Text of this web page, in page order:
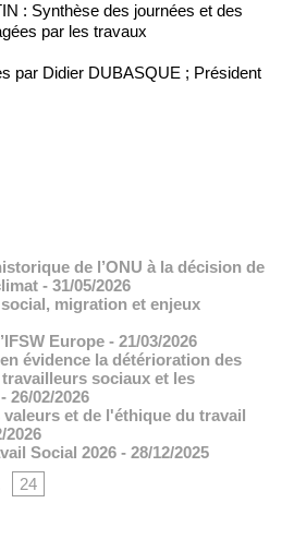
: Synthèse des journées et des
par les travaux
par Didier DUBASQUE ; Président
de l’ONU à la décision de
- 31/05/2026
migration et enjeux
Europe - 21/03/2026
évidence la détérioration des
sociaux et les
- 26/02/2026
et de l'éthique du travail
2026
Social 2026 - 28/12/2025
24